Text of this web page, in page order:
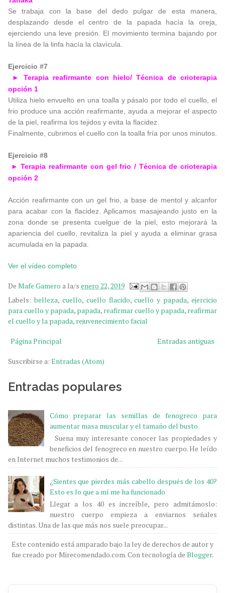
Se trabaja con la base del dedo pulgar de esta manera,
desplazando desde el centro de la papada hacía la oreja,
ejerciendo una leve presión. El movimiento termina bajando por
la línea de la linfa hacía la clavícula.
Ejercicio #7
► Terapia reafirmante con hielo/ Técnica de crioterapia
opción 1
Utiliza hielo envuelto en una toalla y pásalo por todo el cuello, el
frio produce una acción reafirmante, ayuda a mejorar el aspecto
de la piel, reafirma los tejidos y evita la flacidez.
Finalmente, cubrimos el cuello con la toalla fría por unos minutos.
Ejercicio #8
►Terapia reafirmante con gel frio / Técnica de crioterapia
opción 2
Acción reafirmante con un gel frio, a base de mentol y alcanfor
para acabar con la flacidez. Aplicamos masajeando justo en la
zona donde se presenta cuelgue de la piel, esto mejorará la
apariencia del cuello, revitaliza la piel y ayuda a eliminar grasa
acumulada en la papada.
Ver el vídeo completo
De Mafe Gamero a la/s enero 22, 2019
Labels:belleza, cuello, cuello flacido,cuello y papada, ejercicio
para cuello y papada, papada, reafirmar cuello y papada, reafirmar
el cuello y la papada, rejuvenecimiento facial
Entradas antiguas
Página Principal
Suscribirse a: Entradas (Atom)
Entradas populares
Cómo preparar las semillas de fenogreco para
aumentar masa muscular y el tamaño del busto.
Suena muy interesante conocer las propiedades y
beneficios del fenogreco en nuestro cuerpo. He leído
en Internet muchos testimonios de...
¿Sientes que pierdes más cabello después de los 40?
Esto es lo que a mí me ha funcionado
Llegar a los 40 es increíble, pero admitámoslo:
nuestro cuerpo empieza a enviarnos señales
distintas. Una de las que más nos suele preocupar...
Este contenido está amparado bajo la ley de derechos de autor y
fue creado por Mirecomendado.com. Con tecnología de Blogger.